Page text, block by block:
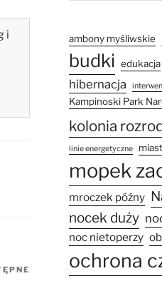
i
Następny
ambony myśliwskie
budki edukacja
hibernacja
Kampinoski Park
kolonia
linie energetyczne
mopek
mroczek późny
nocek duży
noc nietoperzy
ochrona